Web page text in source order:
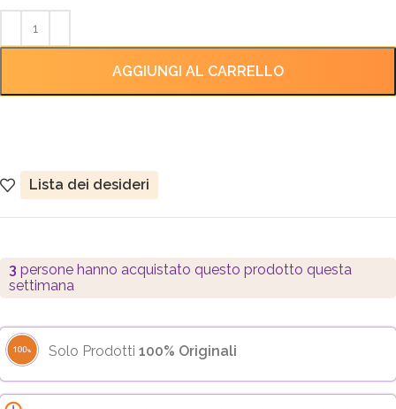
AGGIUNGI AL CARRELLO
Lista dei desideri
3 persone hanno acquistato questo prodotto questa
settimana
Solo Prodotti 100% Originali